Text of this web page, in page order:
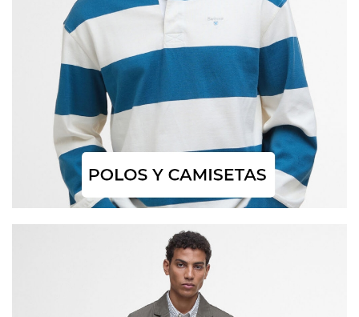
GUARDAR CONFIGURACIÓN
Puedes volver a configurar tus cookies desde la sección
"Configuración de cookies" al pie de la página. También puedes
consultar nuestra